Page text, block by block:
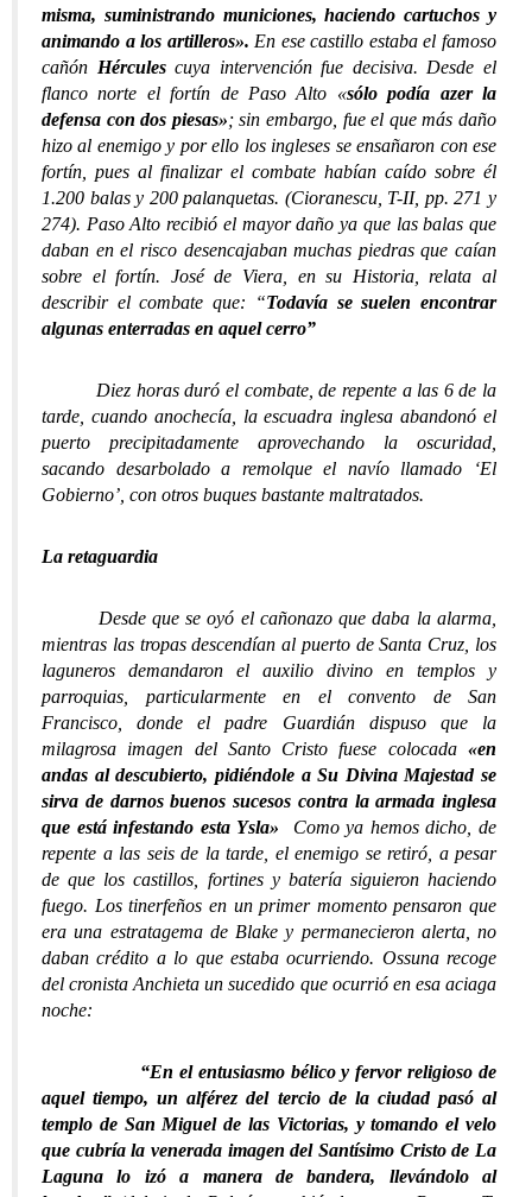
misma, suministrando municiones, haciendo cartuchos y
animando a los artilleros». En ese castillo estaba el famoso
cañón Hérculescuya intervención fue decisiva. Desde el
flanco norte el fortín de Paso Alto «sólo podía azer la
defensa con dos piesas»; sin embargo, fue el que más daño
hizo al enemigo y por ello los ingleses se ensañaron con ese
fortín, pues al finalizar el combate habían caído sobre él
1.200 balas y 200 palanquetas. (Cioranescu, T-II, pp. 271 y
274). Paso Alto recibió el mayor daño ya que las balas que
daban en el risco desencajaban muchas piedras que caían
sobre el fortín. José de Viera, en su Historia, relata al
describir el combate que: “Todavía se suelen encontrar
algunas enterradas en aquel cerro”
Diez horas duró el combate, de repente a las 6 de la
tarde, cuando anochecía, la escuadra inglesa abandonó el
puerto precipitadamente aprovechando la oscuridad,
sacando desarbolado a remolque el navío llamado ‘El
Gobierno’, con otros buques bastante maltratados.
La retaguardia
Desde que se oyó el cañonazo que daba la alarma,
mientras las tropas descendían al puerto de Santa Cruz, los
laguneros demandaron el auxilio divino en templos y
parroquias, particularmente en el convento de San
Francisco, donde el padre Guardián dispuso que la
milagrosa imagen del Santo Cristo fuese colocada «en
andas al descubierto, pidiéndole a Su Divina Majestad se
sirva de darnos buenos sucesos contra la armada inglesa
que está infestando esta Ysla» Como ya hemos dicho, de
repente a las seis de la tarde, el enemigo se retiró, a pesar
de que los castillos, fortines y batería siguieron haciendo
fuego. Los tinerfeños en un primer momento pensaron que
era una estratagema de Blake y permanecieron alerta, no
daban crédito a lo que estaba ocurriendo. Ossuna recoge
del cronista Anchieta un sucedido que ocurrió en esa aciaga
noche:
“En el entusiasmo bélico y fervor religioso de
aquel tiempo, un alférez del tercio de la ciudad pasó al
templo de San Miguel de las Victorias, y tomando el velo
que cubría la venerada imagen del Santísimo Cristo de La
Laguna lo izó a manera de bandera, llevándolo al